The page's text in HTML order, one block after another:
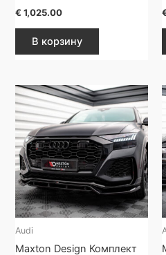
€ 1,025.00
В корзину
Audi
Maxton Design Комплект